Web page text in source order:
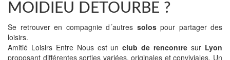
MOIDIEU DETOURBE ?
Se retrouver en compagnie d´autres solospour partager des
loisirs.
Amitié Loisirs Entre Nous est unclub de rencontre sur Lyon
proposant différentes sorties variées, originales et conviviales. Un